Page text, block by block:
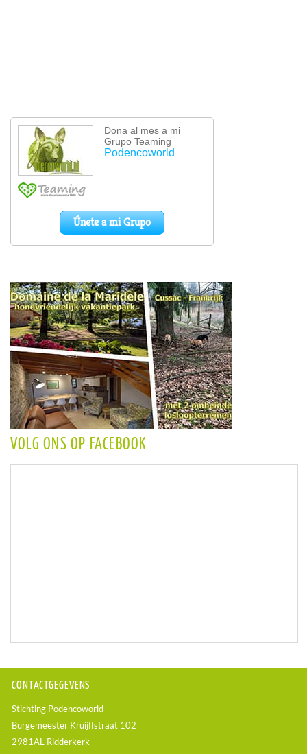
VOLG ONS OP FACEBOOK
CONTACTGEGEVENS
Stichting Podencoworld
Burgemeester Kruijffstraat 102
2981AL Ridderkerk